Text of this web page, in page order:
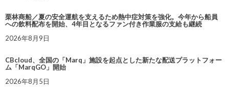
栗林商船／夏の安全運航を支えるため熱中症対策を強化。今年から船員
への飲料配布を開始、4年目となるファン付き作業服の支給も継続
2026年8月9日
CBcloud、全国の「Marq」施設を起点とした新たな配送プラットフォー
ム「MarqGO」開始
2026年8月5日